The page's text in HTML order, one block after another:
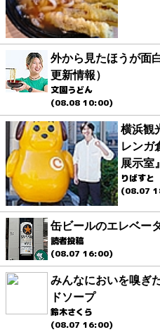
外から見たほうが面
更新情報）
文園うどん
(08.08 10:00)
横浜観
レンガ
展示室
りばすと
(08.07
缶ビールのエレベー
読者投稿
(08.07 16:00)
みんなにおいを嗅ぎ
ドソープ
鈴木さくら
(08.07 16:00)